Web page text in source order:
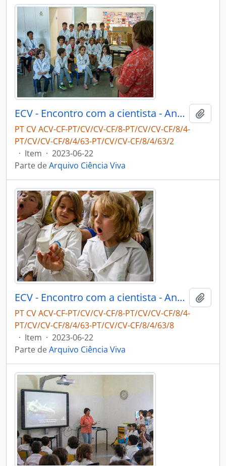
ECV - Encontro com a cientista - Ana Hilário
PT CV ACV-CF-PT/CV/CV-CF/8-PT/CV/CV-CF/8/4-
PT/CV/CV-CF/8/4/63-PT/CV/CV-CF/8/4/63/2
· Item · 2023-06-22
Parte deArquivo Ciência Viva
ECV - Encontro com a cientista - Ana Hilário
PT CV ACV-CF-PT/CV/CV-CF/8-PT/CV/CV-CF/8/4-
PT/CV/CV-CF/8/4/63-PT/CV/CV-CF/8/4/63/8
· Item · 2023-06-22
Parte deArquivo Ciência Viva